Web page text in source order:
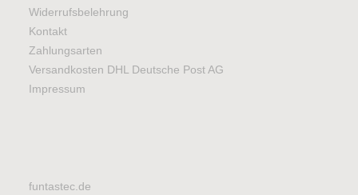
Widerrufsbelehrung
Kontakt
Zahlungsarten
Versandkosten DHL Deutsche Post AG
Impressum
funtastec.de